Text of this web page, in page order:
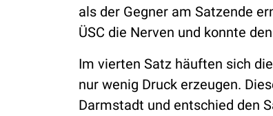
als der Gegner am Satzende
ÜSC die Nerven und konnte
Im vierten Satz häuften sich
nur wenig Druck erzeugen.
Darmstadt und entschied den